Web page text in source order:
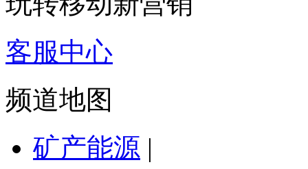
客服中心
频道地图
矿产能源 |